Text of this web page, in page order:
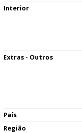
Interior
Extras - Outros
País
Região